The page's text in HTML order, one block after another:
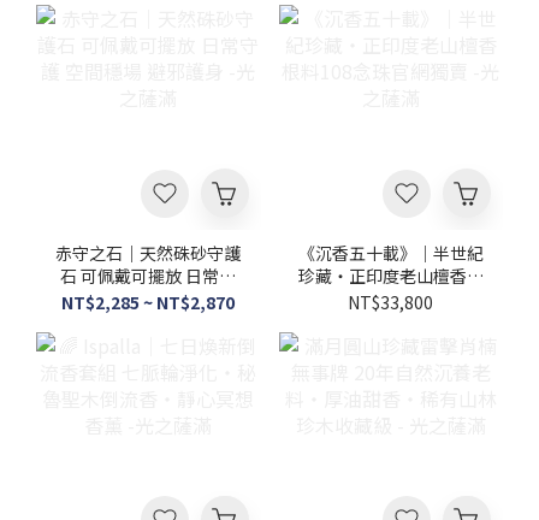
身心好好沉澱的放鬆時光嗎？光之薩滿這款杜松臥香，採取「臥
薰香爐微熱釋香，可以快速替所在的空間轉換氛圍，這份靜謐的香
有難得避邪聖物野生波羅蜜雷劈木系列相思木雷劈木福祿款 葫蘆
925純銀吊墜飾品 -光之薩滿想找一款質感溫潤，又蘊含古典寓意的
隨身飾品嗎？在華人傳統文化中，「葫蘆」因諧音「福祿」而深受
無論是送禮或自用，都承載了最真摯的祝願，作為質感飾品隨身配
赤守之石｜天然硃砂守護
石 可佩戴可擺放 日常守
護 空間穩場 避邪護身 -光
NT$2,285 ~ NT$2,870
《沉香五十載》｜半世紀
珍藏・正印度老山檀香根
料108念珠官網獨賣 -光
之薩滿
NT$33,800